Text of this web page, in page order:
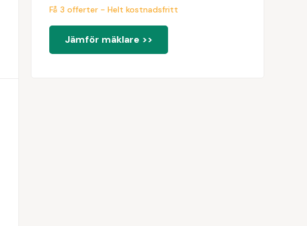
Få 3 offerter - Helt kostnadsfritt
Jämför mäklare >>